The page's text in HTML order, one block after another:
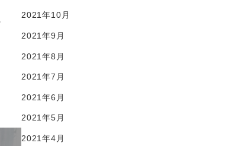
2021年10月
2021年9月
2021年8月
2021年7月
2021年6月
2021年5月
2021年4月